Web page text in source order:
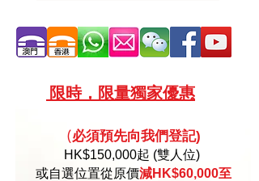
限時，限量獨家優惠
(必須預先向我們登記)
HK$150,000起 (雙人位)
或自選位置從原價減HK$60,000至